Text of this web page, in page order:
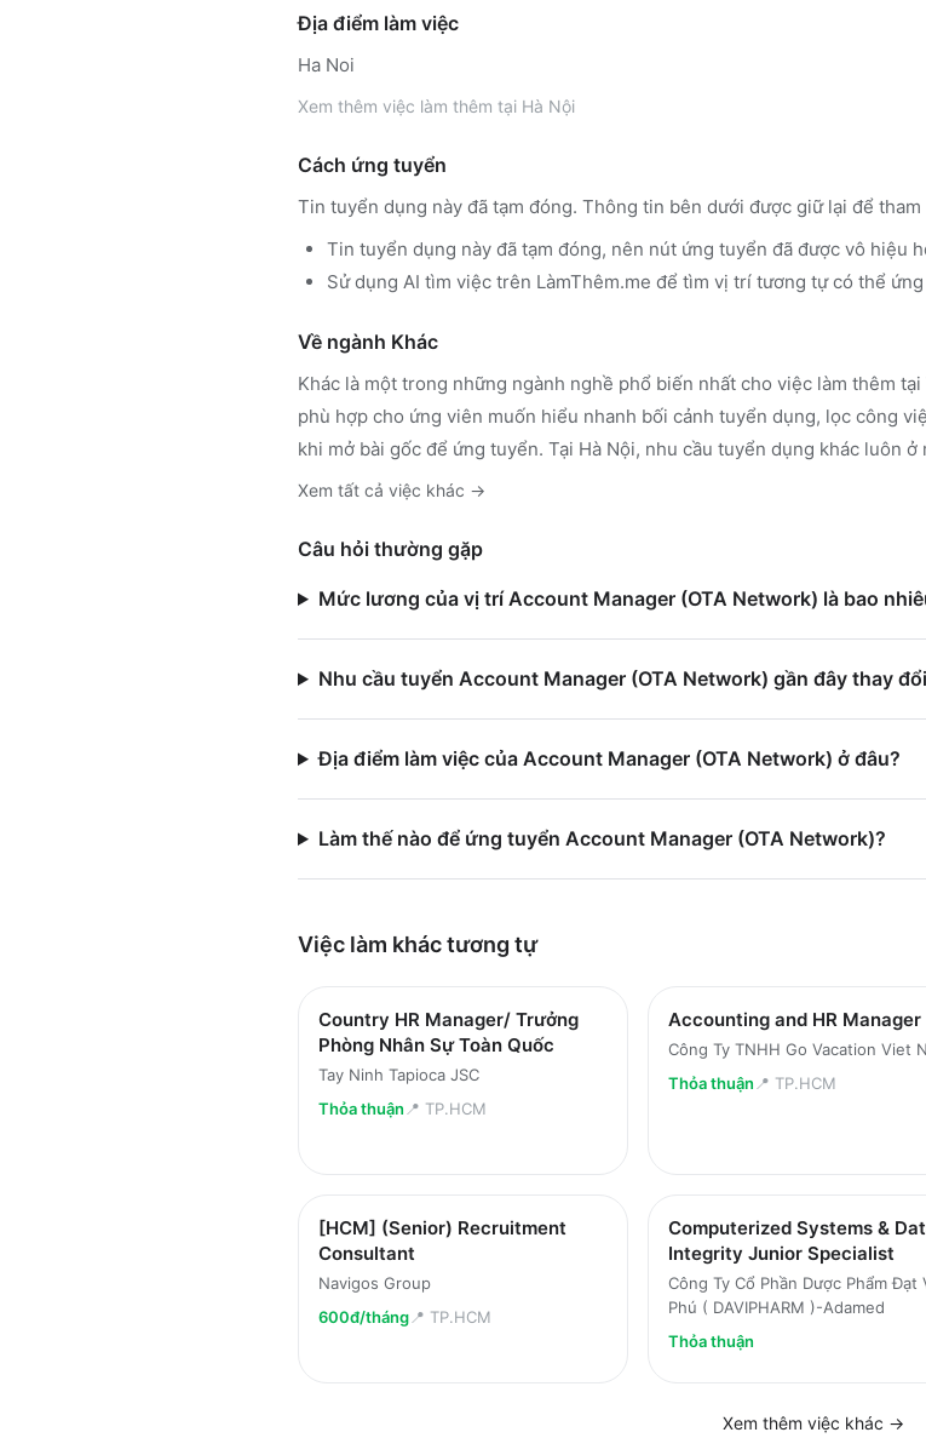
Địa điểm làm việc
Ha Noi
Xem thêm việc làm thêm tại Hà Nội
Cách ứng tuyển
Tin tuyển dụng này đã tạm đóng. Thông tin bên dưới được giữ lại để tham
Tin tuyển dụng này đã tạm đóng, nên nút ứng tuyển đã được vô hiệu
Sử dụng AI tìm việc trên LàmThêm.me để tìm vị trí tương tự có thể
Về ngành Khác
Khác là một trong những ngành nghề phổ biến nhất cho việc làm thêm
phù hợp cho ứng viên muốn hiểu nhanh bối cảnh tuyển dụng, lọc công
khi mở bài gốc để ứng tuyển. Tại Hà Nội, nhu cầu tuyển dụng khác luôn
Xem tất cả việc khác →
Câu hỏi thường gặp
Mức lương của vị trí Account Manager (OTA Network) là bao
Nhu cầu tuyển Account Manager (OTA Network) gần đây thay
Địa điểm làm việc của Account Manager (OTA Network) ở đâu?
Làm thế nào để ứng tuyển Account Manager (OTA Network)?
Việc làm kháctương tự
Country HR Manager/ Trưởng
Phòng Nhân Sự Toàn Quốc
Tay Ninh Tapioca JSC
Thỏa thuận 📍 TP.HCM
Accounting and HR Manager
Công Ty TNHH Go Vacation Viet
Thỏa thuận 📍 TP.HCM
[HCM] (Senior) Recruitment
Consultant
Navigos Group
600đ/tháng📍 TP.HCM
Computerized Systems &
Integrity Junior Specialist
Công Ty Cổ Phần Dược Phẩm Đạt
Phú ( DAVIPHARM )-Adamed
Thỏa thuận
Xem thêm việc khác →